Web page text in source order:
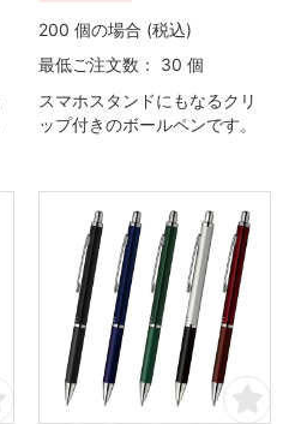
200 個の場合 (税込)
最低ご注文数： 30 個
スマホスタンドにもなるクリ
ップ付きのボールペンです。